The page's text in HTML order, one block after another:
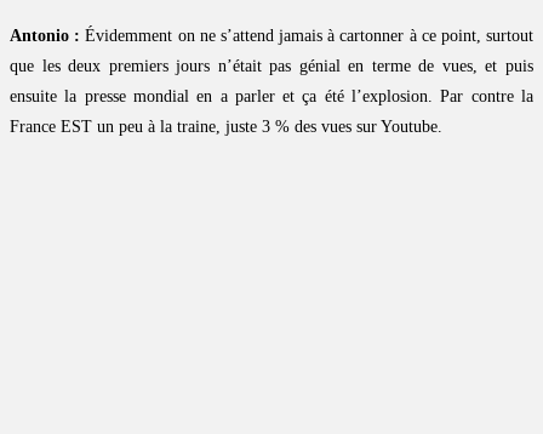
Antonio : Évidemment on ne s’attend jamais à cartonner à ce point, surtout
que les deux premiers jours n’était pas génial en terme de vues, et puis
ensuite la presse mondial en a parler et ça été l’explosion. Par contre la
France EST un peu à la traine, juste 3 % des vues sur Youtube.